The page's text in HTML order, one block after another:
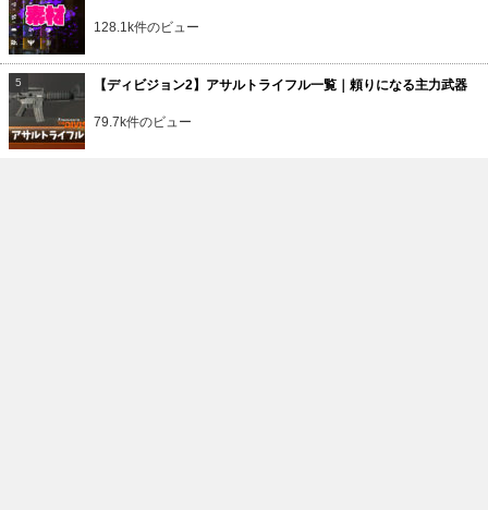
128.1k件のビュー
【ディビジョン2】アサルトライフル一覧｜頼りになる主力武器
79.7k件のビュー